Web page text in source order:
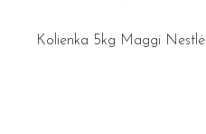
Kolienka 5kg Maggi Nestlé